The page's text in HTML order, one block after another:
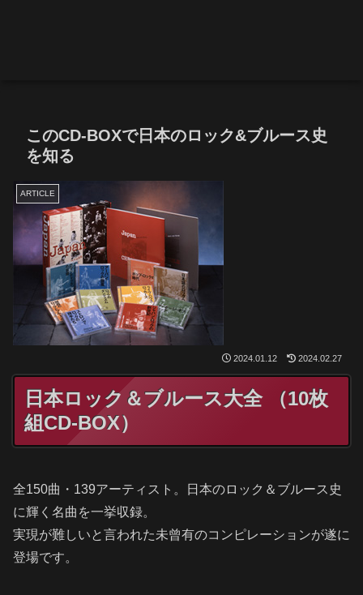
このCD-BOXで日本のロック&ブルース史
を知る
ARTICLE
2024.01.12 2024.02.27
日本ロック＆ブルース大全 （10枚
組CD-BOX）
全150曲・139アーティスト。日本のロック＆ブルース史
に輝く名曲を一挙収録。
実現が難しいと言われた未曾有のコンピレーションが遂に
登場です。